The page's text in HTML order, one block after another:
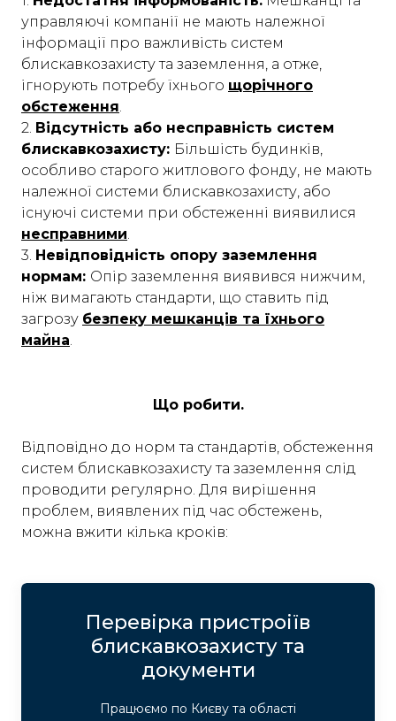
управляючі компанії не мають належної
інформації про важливість систем
блискавкозахисту та заземлення, а отже,
ігнорують потребу їхнього щорічного
обстеження.
2. Відсутність або несправність систем
блискавкозахисту: Більшість будинків,
особливо старого житлового фонду, не мають
належної системи блискавкозахисту, або
існуючі системи при обстеженні виявилися
несправними.
3. Невідповідність опору заземлення
нормам: Опір заземлення виявився нижчим,
ніж вимагають стандарти, що ставить під
загрозу безпеку мешканців та їхнього
майна.
Що робити.
Відповідно до норм та стандартів, обстеження
систем блискавкозахисту та заземлення слід
проводити регулярно. Для вирішення
проблем, виявлених під час обстежень,
можна вжити кілька кроків:
Перевірка пристроіїв
блискавкозахисту та
документи
Працюємо по Києву та області